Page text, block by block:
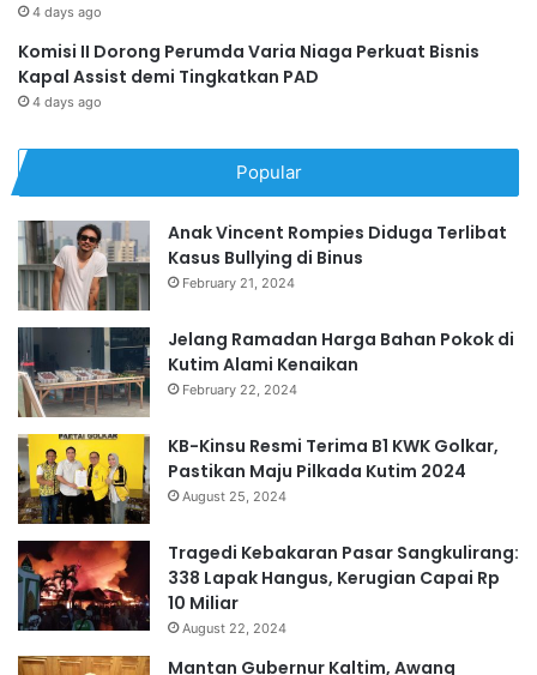
4 days ago
Komisi II Dorong Perumda Varia Niaga Perkuat Bisnis
Kapal Assist demi Tingkatkan PAD
4 days ago
Popular
Anak Vincent Rompies Diduga Terlibat
Kasus Bullying di Binus
February 21, 2024
Jelang Ramadan Harga Bahan Pokok di
Kutim Alami Kenaikan
February 22, 2024
KB-Kinsu Resmi Terima B1 KWK Golkar,
Pastikan Maju Pilkada Kutim 2024
August 25, 2024
Tragedi Kebakaran Pasar Sangkulirang:
338 Lapak Hangus, Kerugian Capai Rp
10 Miliar
August 22, 2024
Mantan Gubernur Kaltim, Awang